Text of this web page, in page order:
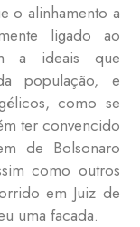
o alinhamento a
ligado ao
a ideais que
população, e
como se
ter convencido
de Bolsonaro
como outros
em Juiz de
uma facada.